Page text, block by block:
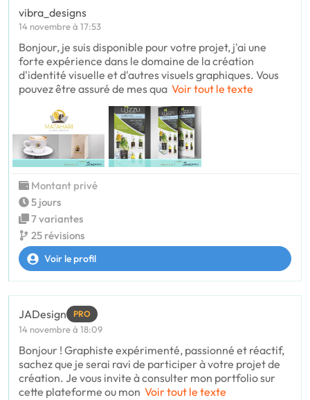
vibra_designs
14 novembre à 17:53
Bonjour, je suis disponible pour votre projet, j'ai une
forte expérience dans le domaine de la création
d'identité visuelle et d'autres visuels graphiques. Vous
pouvez être assuré de mes qua Voir tout le texte
Montant privé
5 jours
7 variantes
25 révisions
Voir le profil
JADesign PRO
14 novembre à 18:09
Bonjour ! Graphiste expérimenté, passionné et réactif,
sachez que je serai ravi de participer à votre projet de
création. Je vous invite à consulter mon portfolio sur
cette plateforme ou mon Voir tout le texte